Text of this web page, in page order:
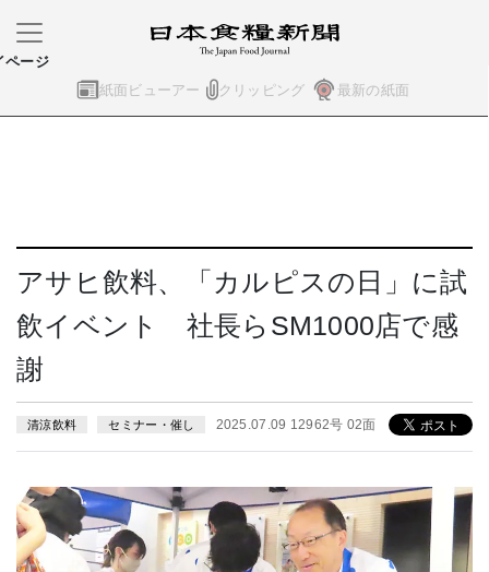
紙面ビューアー クリッピング 最新の紙面
ページ
アサヒ飲料、「カルピスの日」に試
飲イベント 社長らSM1000店で感
謝
清涼飲料 セミナー・催し 2025.07.09 12962号 02面